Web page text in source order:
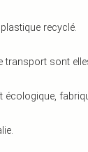
recyclé.
sont
écologique,